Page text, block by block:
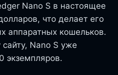
Nano S в настоящее
что делает его
аппаратных кошельков.
Nano S уже
экземпляров.